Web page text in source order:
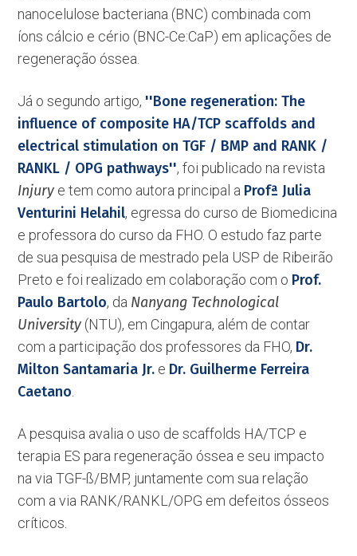
nanocelulose bacteriana (BNC) combinada com
íons cálcio e cério (BNC-Ce:CaP) em aplicações de
regeneração óssea.
Já o segundo artigo, ''Bone regeneration: The
influence of composite HA/TCP scaffolds and
electrical stimulation on TGF / BMP and RANK /
RANKL / OPG pathways'', foi publicado na revista
Injury e tem como autora principal a Profª Julia
Venturini Helahil, egressa do curso de Biomedicina
e professora do curso da FHO. O estudo faz parte
de sua pesquisa de mestrado pela USP de Ribeirão
Preto e foi realizado em colaboração com o Prof.
Paulo Bartolo, da Nanyang Technological
University (NTU), em Cingapura, além de contar
com a participação dos professores da FHO, Dr.
Milton Santamaria Jr. e Dr. Guilherme Ferreira
Caetano
A pesquisa avalia o uso de scaffolds HA/TCP e
terapia ES para regeneração óssea e seu impacto
na via TGF-ß/BMP, juntamente com sua relação
com a via RANK/RANKL/OPG em defeitos ósseos
críticos.